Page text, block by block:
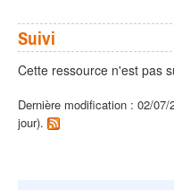
Suivi
Cette ressource n'est pas
Dernière modification : 02/
jour).